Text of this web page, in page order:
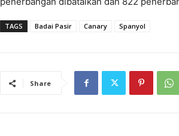
TAGS Badai Pasir Canary Spanyol
Share